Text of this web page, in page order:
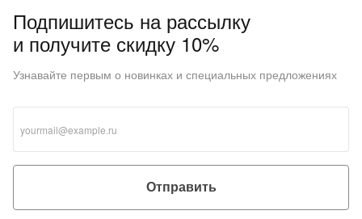
Подпишитесь на рассылку
и получите скидку 10%
Узнавайте первым о новинках и специальных предложениях
Отправить